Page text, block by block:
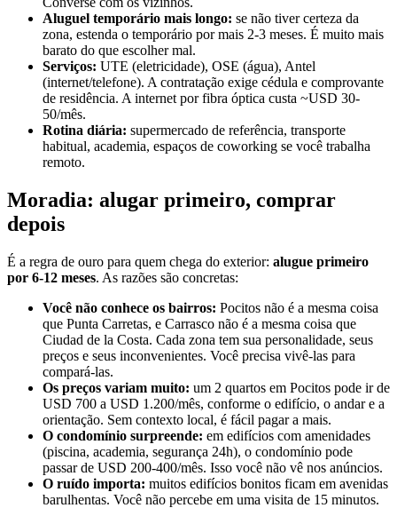
Aluguel temporário mais longo: se não tiver certeza da
zona, estenda o temporário por mais 2-3 meses. É muito mais
barato do que escolher mal.
Serviços: UTE (eletricidade), OSE (água), Antel
(internet/telefone). A contratação exige cédula e comprovante
de residência. A internet por fibra óptica custa ~USD 30-
50/mês.
Rotina diária: supermercado de referência, transporte
habitual, academia, espaços de coworking se você trabalha
remoto.
Moradia: alugar primeiro, comprar
depois
É a regra de ouro para quem chega do exterior: alugue primeiro
por 6-12 meses. As razões são concretas:
Você não conhece os bairros: Pocitos não é a mesma coisa
que Punta Carretas, e Carrasco não é a mesma coisa que
Ciudad de la Costa. Cada zona tem sua personalidade, seus
preços e seus inconvenientes. Você precisa vivê-las para
compará-las.
Os preços variam muito: um 2 quartos em Pocitos pode ir de
USD 700 a USD 1.200/mês, conforme o edifício, o andar e a
orientação. Sem contexto local, é fácil pagar a mais.
O condomínio surpreende: em edifícios com amenidades
(piscina, academia, segurança 24h), o condomínio pode
passar de USD 200-400/mês. Isso você não vê nos anúncios.
O ruído importa: muitos edifícios bonitos ficam em avenidas
barulhentas. Você não percebe em uma visita de 15 minutos.